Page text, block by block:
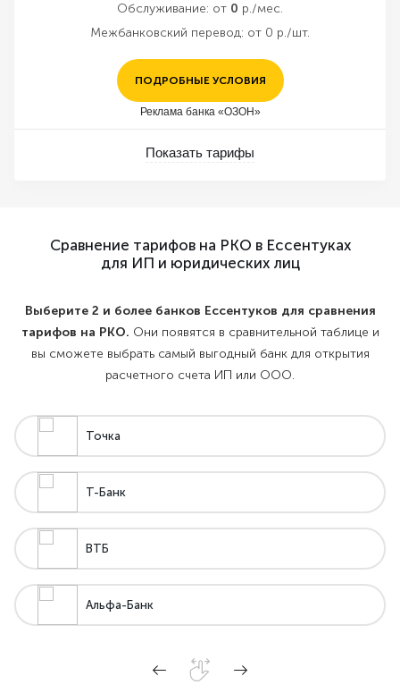
Обслуживание: от 0 р./мес.
Межбанковский перевод: от 0 р./шт.
ПОДРОБНЫЕ УСЛОВИЯ
Реклама банка «ОЗОН»
Показать тарифы
Сравнение тарифов на РКО в Ессентуках
для ИП и юридических лиц
Выберите 2 и более банков Ессентуков для сравнения
тарифов на РКО. Они появятся в сравнительной таблице и
вы сможете выбрать самый выгодный банк для открытия
расчетного счета ИП или ООО.
Точка
Т-Банк
ВТБ
Альфа-Банк